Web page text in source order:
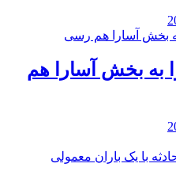
به بخش آسارا هم